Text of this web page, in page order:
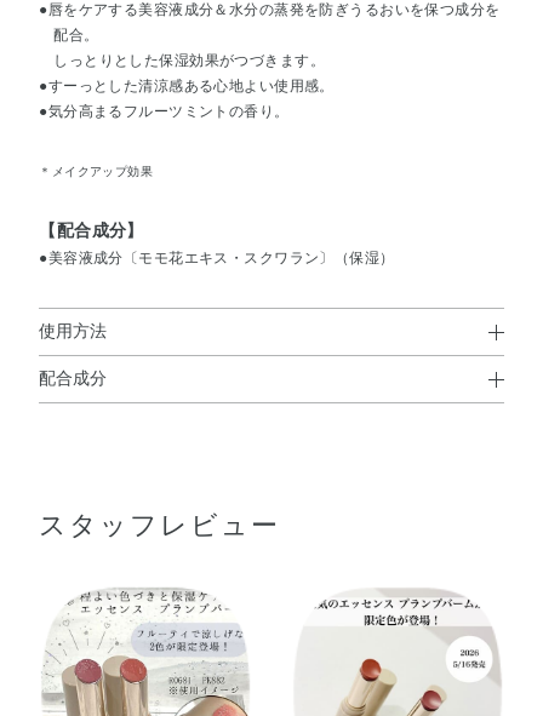
●唇をケアする美容液成分＆水分の蒸発を防ぎうるおいを保つ成分を
配合。
しっとりとした保湿効果がつづきます。
●すーっとした清涼感ある心地よい使用感。
●気分高まるフルーツミントの香り。
＊メイクアップ効果
【配合成分】
●美容液成分〔モモ花エキス・スクワラン〕（保湿）
使用方法
使用方法
配合成分
2・デカイソステアリン酸ポリグリセリル－10・トリイソ
シル・ダイマージリノール酸ジオクチルドデシル・パラフ
ィン・マイクロクリスタリンワックス・トコフェロール・
モモ花エキス・BG・（エチレン／プロピレン）コポリマ
ー・（セバシン酸／イソパルミチン酸）ジグリセリル・オ
スタッフレビュー